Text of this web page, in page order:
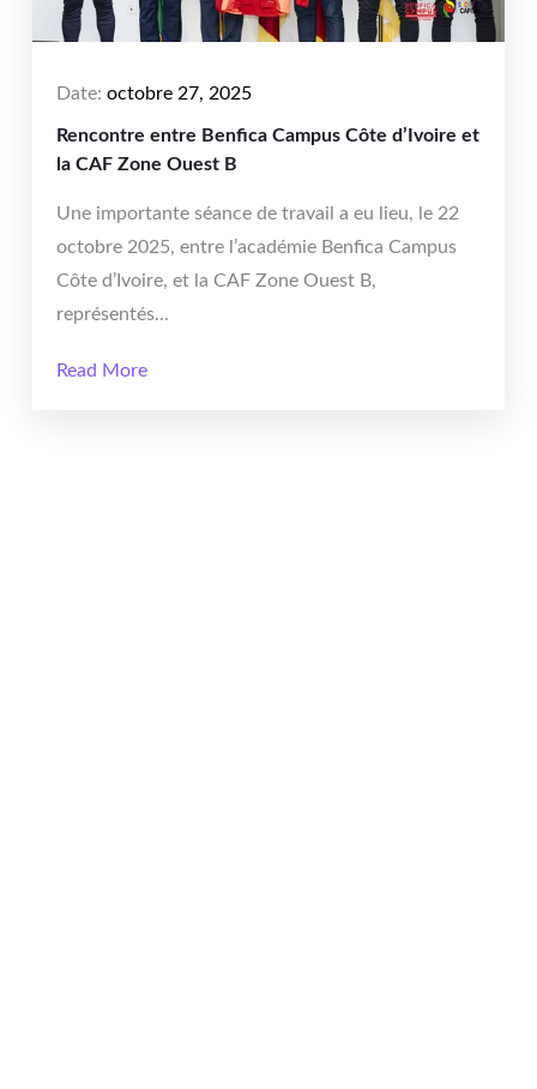
Date: octobre 27, 2025
Rencontre entre Benfica Campus Côte d’Ivoire et
la CAF Zone Ouest B
Une importante séance de travail a eu lieu, le 22
octobre 2025, entre l’académie Benfica Campus
Côte d’Ivoire, et la CAF Zone Ouest B,
représentés...
Read More